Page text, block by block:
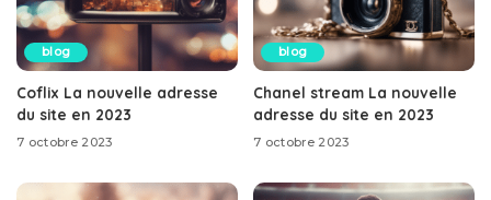
blog
Coflix La nouvelle adresse
du site en 2023
7 octobre 2023
blog
Chanel stream La nouvelle
adresse du site en 2023
7 octobre 2023